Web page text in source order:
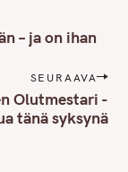
– ja on ihan
SEURAAVA
Olutmestari -
tänä syksynä